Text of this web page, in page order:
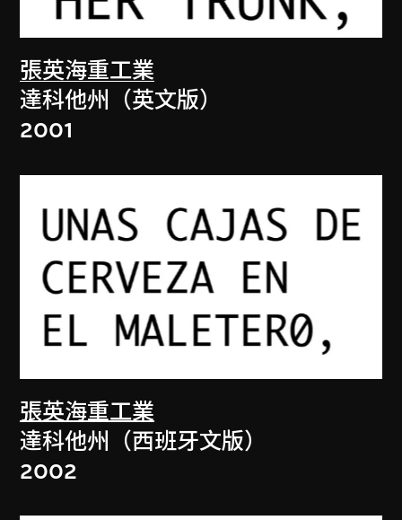
張英海重工業
達科他州（英文版）
2001
張英海重工業
達科他州（西班牙文版）
2002